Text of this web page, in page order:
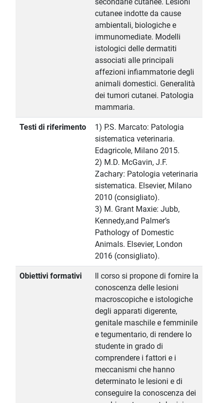
secondarie cutanee. Lesioni
cutanee indotte da cause
ambientali, biologiche e
immunomediate. Modelli
istologici delle dermatiti
associati alle principali
affezioni infiammatorie degli
animali domestici. Generalità
dei tumori cutanei. Patologia
mammaria.
Testi di riferimento
1) P.S. Marcato: Patologia
sistematica veterinaria.
Edagricole, Milano 2015.
2) M.D. McGavin, J.F.
Zachary: Patologia veterinaria
sistematica. Elsevier, Milano
2010 (consigliato).
3) M. Grant Maxie: Jubb,
Kennedy,and Palmer’s
Pathology of Domestic
Animals. Elsevier, London
2016 (consigliato).
Obiettivi formativi
Il corso si propone di fornire la
conoscenza delle lesioni
macroscopiche e istologiche
degli apparati digerente,
genitale maschile e femminile
e tegumentario, di rendere lo
studente in grado di
comprendere i fattori e i
meccanismi che hanno
determinato le lesioni e di
conseguire la conoscenza dei